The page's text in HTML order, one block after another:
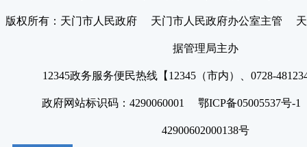
版权所有：天门市人民政府 天门市人民政府办公室主管 天
据管理局主办
12345政务服务便民热线【12345（市内）、0728-
政府网站标识码：4290060001 鄂ICP备05005537号
42900602000138号